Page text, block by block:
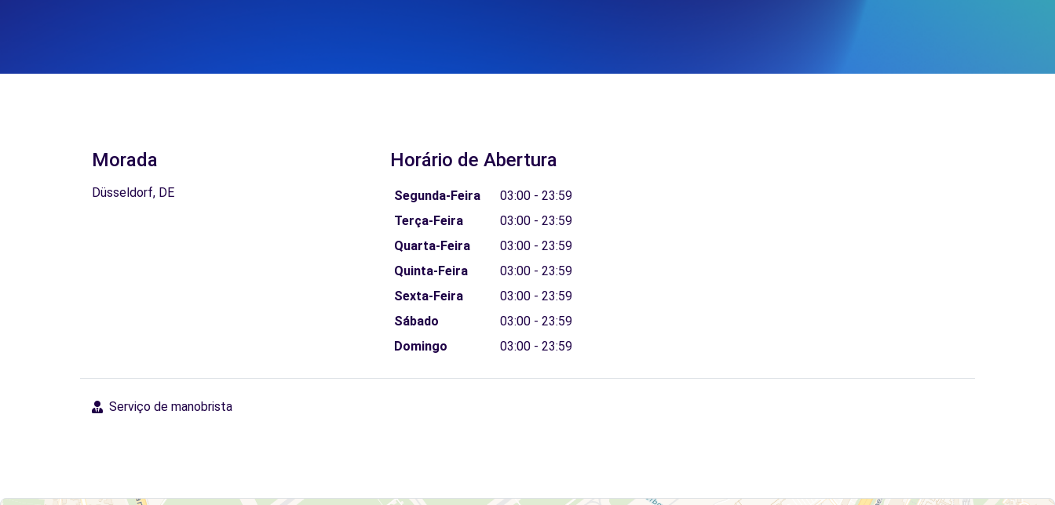
Morada
Düsseldorf, DE
Horário de Abertura
Segunda-Feira
03:00 - 23:59
Terça-Feira
03:00 - 23:59
Quarta-Feira
03:00 - 23:59
Quinta-Feira
03:00 - 23:59
Sexta-Feira
03:00 - 23:59
Sábado
03:00 - 23:59
Domingo
03:00 - 23:59
Serviço de manobrista